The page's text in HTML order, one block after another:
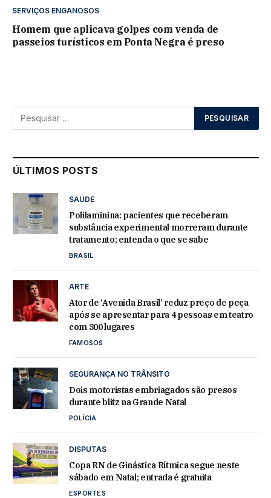
SERVIÇOS ENGANOSOS
Homem que aplicava golpes com venda de
passeios turísticos em Ponta Negra é preso
ÚLTIMOS POSTS
SAÚDE
Polilaminina: pacientes que receberam
substância experimental morreram durante
tratamento; entenda o que se sabe
BRASIL
ARTE
Ator de ‘Avenida Brasil’ reduz preço de peça
após se apresentar para 4 pessoas em teatro
com 300 lugares
FAMOSOS
SEGURANÇA NO TRÂNSITO
Dois motoristas embriagados são presos
durante blitz na Grande Natal
POLÍCIA
DISPUTAS
Copa RN de Ginástica Rítmica segue neste
sábado em Natal; entrada é gratuita
ESPORTES